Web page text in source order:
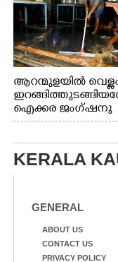
ആറന്മുളയിൽ
ഐക്കര ജംഗ്ഷനു
സമീപം ആറന്മുള
ആറന്മുള തട്ടുകട
വൃത്തിയാക്കുന്നു.
KERALA
GENERAL
ABOUT US
CONTACT US
PRIVACY POLICY